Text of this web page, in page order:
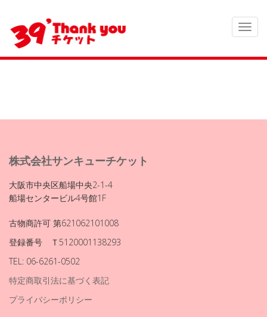
株式会社サンキューチケット
大阪市中央区船場中央2-1-4
船場センタービル4号館1F
古物商許可 第621062101008
登録番号 Ｔ5120001138293
TEL: 06-6261-0502
特定商取引法に基づく表記
プライバシーポリシー